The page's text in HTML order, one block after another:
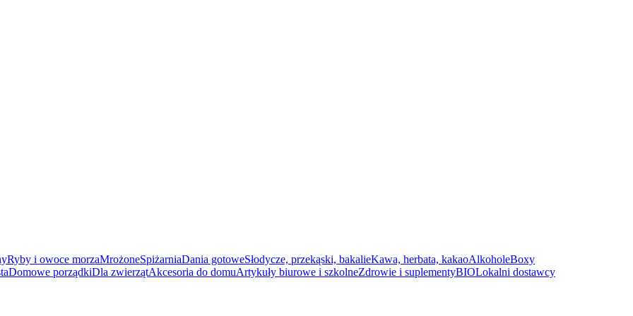
Ryby i owoce morzaMrożoneSpiżarniaDania gotoweSłodycze, przekąski, bakalieKawa, herbata, kakaoAlkoholeBoxy
Domowe porządkiDla zwierzątAkcesoria do domuArtykuły biurowe i szkolneZdrowie i suplementyBIOLokalni dostawcy